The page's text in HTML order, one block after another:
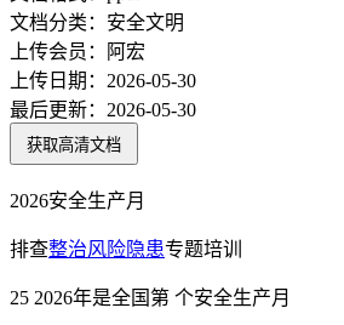
文档分类： 安全文明
上传会员：
阿宏
上传日期： 2026-05-30
最后更新： 2026-05-30
获取高清文档
2026安全生产月
排查整治风险隐患专题培训
25 2026年是全国第 个安全生产月